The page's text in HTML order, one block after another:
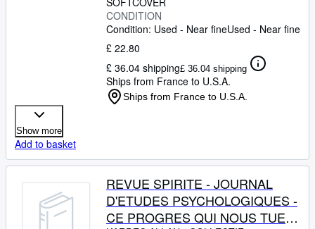
CONDITION
Condition: Used - Near fineUsed - Near fine
£ 22.80
£ 36.04 shipping£ 36.04 shipping
Ships from France to U.S.A.
Ships from France to U.S.A.
Show more
Add to basket
REVUE SPIRITE - JOURNAL
D'ETUDES PSYCHOLOGIQUES -
CE PROGRES QUI NOUS TUE